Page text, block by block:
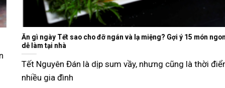
Ăn gì ngày Tết sao cho đỡ ngán và lạ miệng? Gợi ý 15 món ngon
dễ làm tại nhà
Tết Nguyên Đán là dịp sum vầy, nhưng cũng là thời điểm
nhiều gia đình